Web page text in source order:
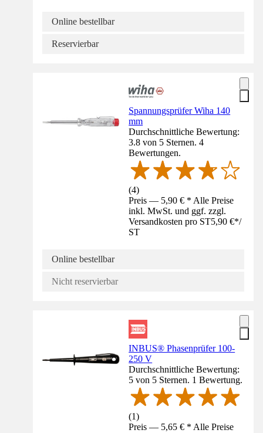
Online bestellbar
Reservierbar
Spannungsprüfer Wiha 140
mm
Durchschnittliche Bewertung:
3.8 von 5 Sternen. 4
Bewertungen.
(4)
Preis — 5,90 € * Alle Preise
inkl. MwSt. und ggf. zzgl.
Versandkosten pro ST5,90 €*/
ST
Online bestellbar
Nicht reservierbar
INBUS® Phasenprüfer 100-
250 V
Durchschnittliche Bewertung:
5 von 5 Sternen. 1 Bewertung.
(1)
Preis — 5,65 € * Alle Preise